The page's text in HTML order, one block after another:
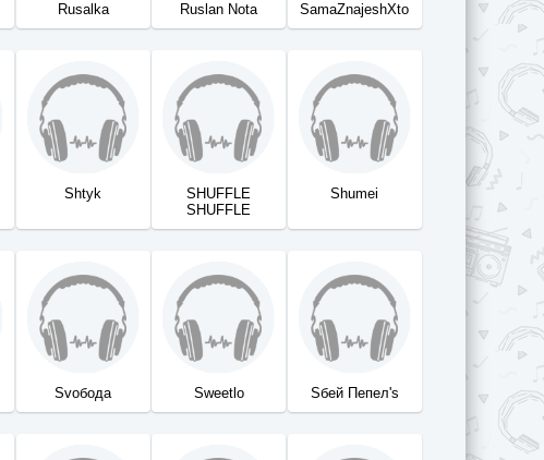
Rusalka Ruslan Nota SamaZnajeshXto
Shtyk
SHUFFLE
SHUFFLE
Shumei
Svобода Sweetlo Sбей Пепел's